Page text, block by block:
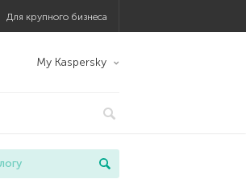
Для крупного бизнеса
My Kaspersky